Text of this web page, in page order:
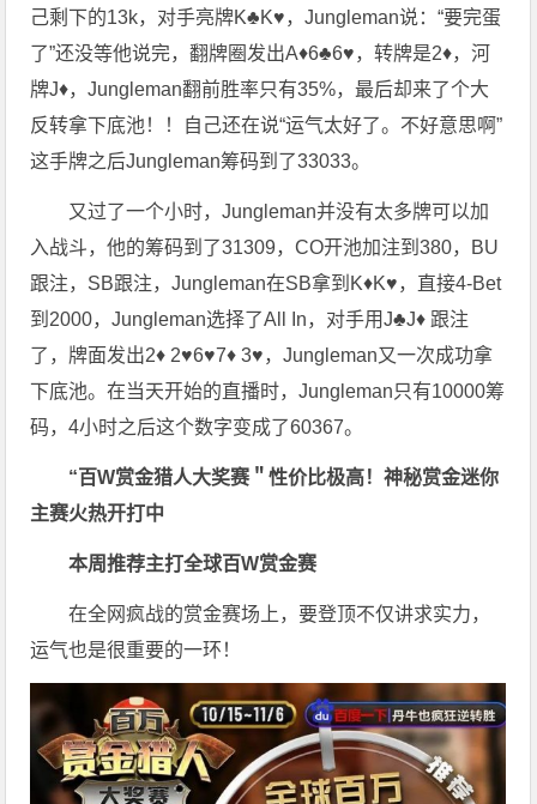
己剩下的13k，对手亮牌K♣K♥，Jungleman说：“要完蛋
了”还没等他说完，翻牌圈发出A♦6♣6♥，转牌是2♦，河
牌J♦，Jungleman翻前胜率只有35%，最后却来了个大
反转拿下底池！！自己还在说“运气太好了。不好意思啊”
这手牌之后Jungleman筹码到了33033。
又过了一个小时，Jungleman并没有太多牌可以加
入战斗，他的筹码到了31309，CO开池加注到380，BU
跟注，SB跟注，Jungleman在SB拿到K♦K♥，直接4-Bet
到2000，Jungleman选择了All In，对手用J♣J♦ 跟注
了，牌面发出2♦ 2♥6♥7♦ 3♥，Jungleman又一次成功拿
下底池。在当天开始的直播时，Jungleman只有10000筹
码，4小时之后这个数字变成了60367。
“百W赏金猎人大奖赛＂性价比极高！神秘赏金迷你
主赛火热开打中
本周推荐主打全球百W赏金赛
在全网疯战的赏金赛场上，要登顶不仅讲求实力，
运气也是很重要的一环！